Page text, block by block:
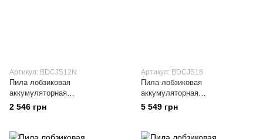
Артикул: BDCJS12N
Пила лобзиковая
аккумуляторная
BLACK+DECKER BDCJS12N
2 546 грн
Артикул: BDCJS18
Пила лобзиковая
аккумуляторная
BLACK+DECKER BDCJS18
5 549 грн